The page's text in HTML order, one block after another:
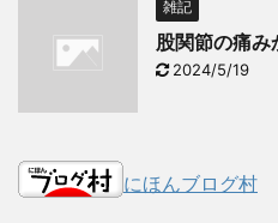
雑記
股関節の痛み
2024/5/19
にほんブログ村